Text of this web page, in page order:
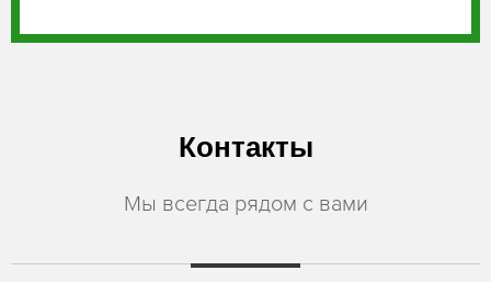
Контакты
Мы всегда рядом с вами